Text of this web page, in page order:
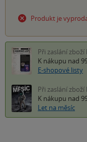
Produkt je
Při zaslání zboží
K nákupu nad
E-shopové listy
Při zaslání zboží
K nákupu nad
Let na měsíc